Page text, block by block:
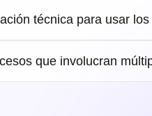
técnica para usar
que involucran